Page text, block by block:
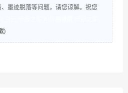
墨迹脱落等问题，请您谅解。祝您
)